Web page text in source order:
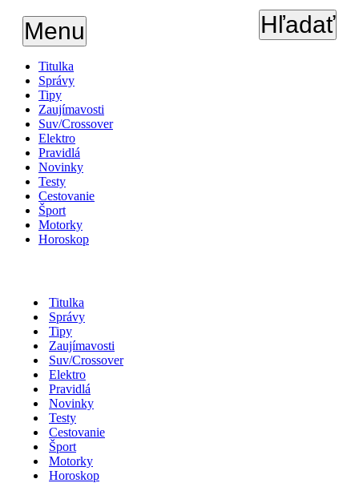
Menu Hľadať
Titulka
Správy
Tipy
Zaujímavosti
Suv/Crossover
Elektro
Pravidlá
Novinky
Testy
Cestovanie
Šport
Motorky
Horoskop
Titulka
Správy
Tipy
Zaujímavosti
Suv/Crossover
Elektro
Pravidlá
Novinky
Testy
Cestovanie
Šport
Motorky
Horoskop